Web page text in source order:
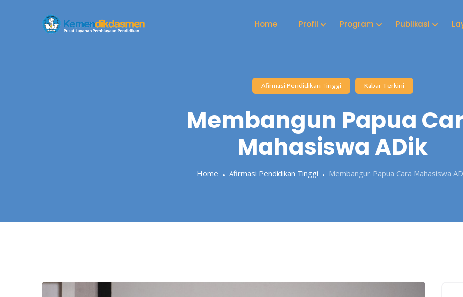
Home Profil Program Publikasi
Afirmasi Pendidikan Tinggi Kabar Terkini
Membangun Papua
Mahasiswa ADik
Home Afirmasi Pendidikan Tinggi Membangun Papua Cara Mahasiswa